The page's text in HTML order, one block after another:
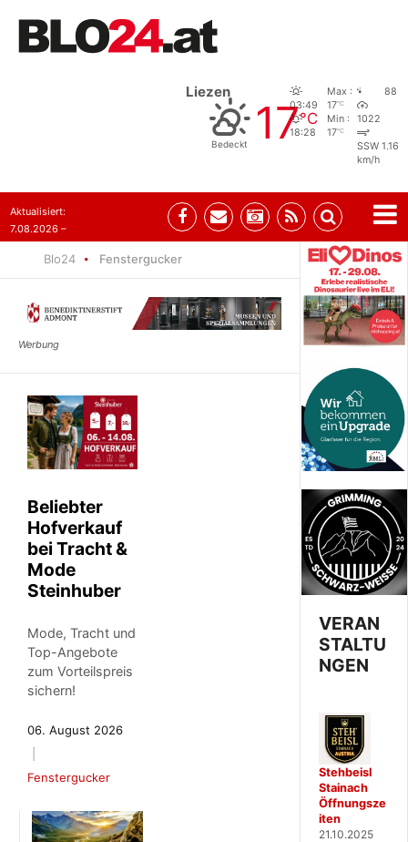
Liezen
Bedeckt 17°C
03:49
18:28
Max :
17°C
Min :
17°C
88
1022
SSW 1.16
km/h
Aktualisiert:
7.08.2026 –
Blo24 Fenstergucker
Beliebter
Hofverkauf
bei Tracht &
Mode
Steinhuber
Mode, Tracht und
Top-Angebote
zum Vorteilspreis
sichern!
06. August 2026
Fenstergucker
VERAN
STALTU
NGEN
Stehbeisl
Stainach
Öffnungsze
iten
21.10.2025